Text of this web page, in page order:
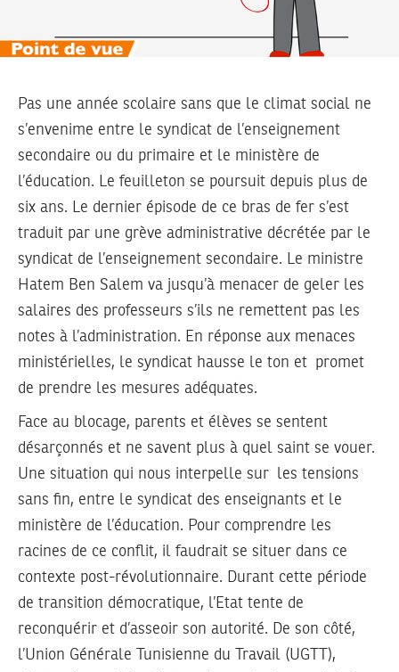
Pas une année scolaire sans que le climat social ne
s’envenime entre le syndicat de l’enseignement
secondaire ou du primaire et le ministère de
l’éducation. Le feuilleton se poursuit depuis plus de
six ans. Le dernier épisode de ce bras de fer s’est
traduit par une grève administrative décrétée par le
syndicat de l’enseignement secondaire. Le ministre
Hatem Ben Salem va jusqu’à menacer de geler les
salaires des professeurs s’ils ne remettent pas les
notes à l’administration. En réponse aux menaces
ministérielles, le syndicat hausse le ton et promet
de prendre les mesures adéquates.
Face au blocage, parents et élèves se sentent
désarçonnés et ne savent plus à quel saint se vouer.
Une situation qui nous interpelle sur les tensions
sans fin, entre le syndicat des enseignants et le
ministère de l’éducation. Pour comprendre les
racines de ce conflit, il faudrait se situer dans ce
contexte post-révolutionnaire. Durant cette période
de transition démocratique, l’Etat tente de
reconquérir et d’asseoir son autorité. De son côté,
l’Union Générale Tunisienne du Travail (UGTT),